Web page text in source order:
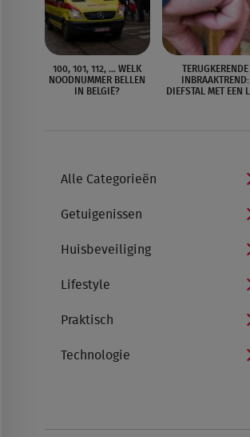
100, 101, 112, … WELK
NOODNUMMER BELLEN
IN BELGIË?
TERUGKERENDE
INBRAAKTREND:
DIEFSTAL MET EEN
Alle Categorieën
Getuigenissen
Huisbeveiliging
Lifestyle
Praktisch
Technologie